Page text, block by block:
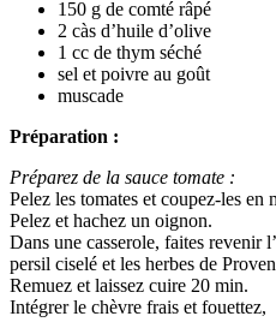
150 g de comté râpé
2 càs d’huile d’olive
1 cc de thym séché
sel et poivre au goût
muscade
Préparation :
Préparez de la sauce tomate :
Pelez les tomates et coupez-les en
Pelez et hachez un oignon.
Dans une casserole, faites revenir
persil ciselé et les herbes de
Remuez et laissez cuire 20 min.
Intégrer le chèvre frais et fouettez,